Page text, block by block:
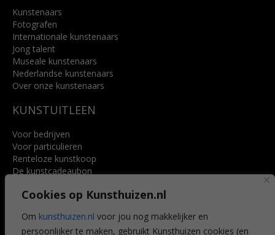
Cookies op Kunsthuizen.nl
Om kunsthuizen.nl voor jou nog makkelijker en
persoonlijker te maken, gebruikt Kunsthuizen cookies (en
Kunstenaars
Fotografen
Internationale kunstenaars
Jong talent
Museale kunstenaars
Nederlandse kunstenaars
Over onze kunstenaars
KUNSTUITLEEN
Voor bedrijven
Voor particulieren
Renteloze kunstkoop
De kunstcadeaubon
Voordelen
Veelgestelde vragen